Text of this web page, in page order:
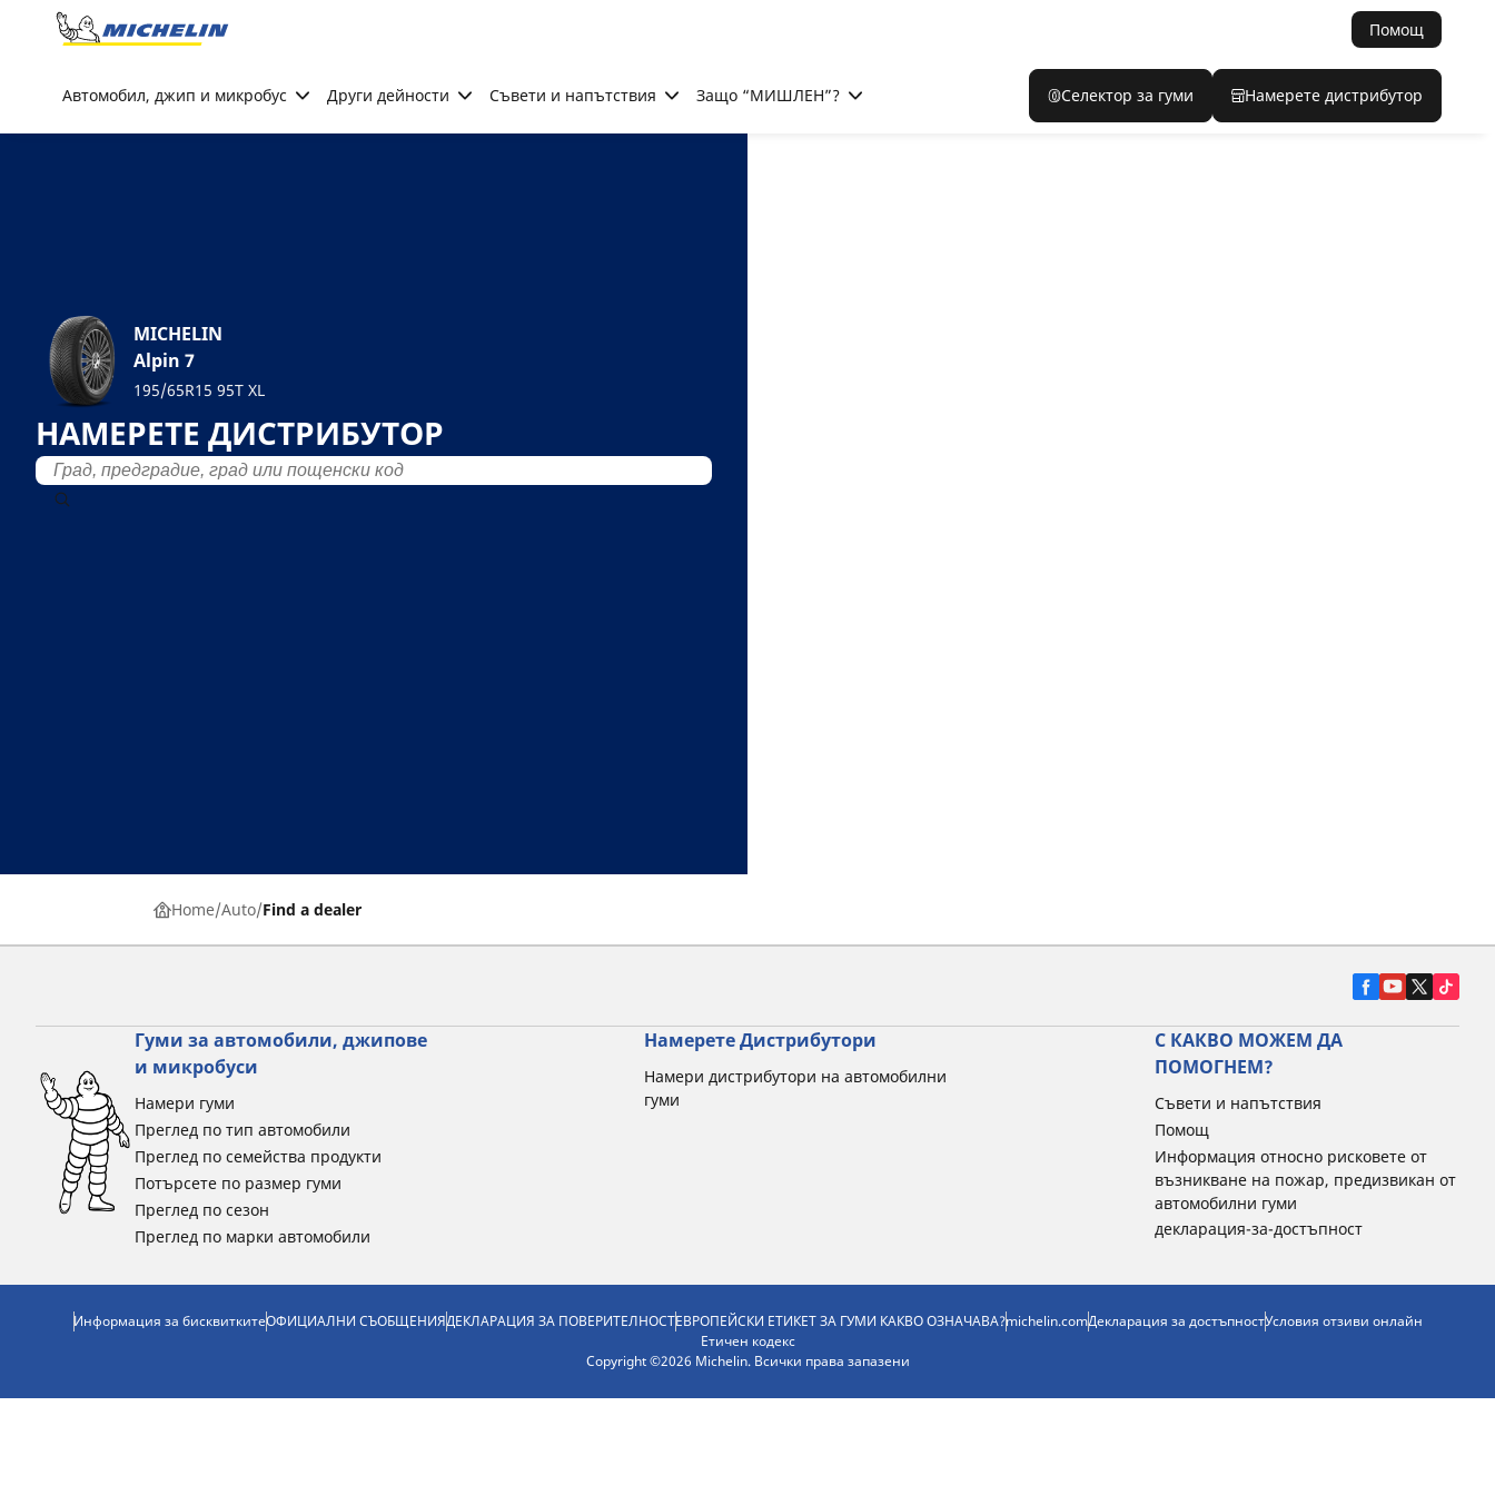
Go to page content
Помощ
Автомобил, джип и микробус Други дейности Съвети и напътствия Защо “МИШЛЕН”? Селектор за гуми Намерете дистрибутор
MICHELIN
Alpin 7
195/65R15 95T XL
НАМЕРЕТЕ ДИСТРИБУТОР
Home Auto Find a dealer
Гуми за автомобили, джипове
и микробуси
Намери гуми
Преглед по тип автомобили
Преглед по семейства продукти
Потърсете по размер гуми
Преглед по сезон
Преглед по марки автомобили
Намерете Дистрибутори
Намери дистрибутори на автомобилни
гуми
С КАКВО МОЖЕМ ДА
ПОМОГНЕМ?
Съвети и напътствия
Помощ
Информация относно рисковете от
възникване на пожар, предизвикан от
автомобилни гуми
декларация-за-достъпност
Информация за бисквиткитеОФИЦИАЛНИ СЪОБЩЕНИЯДЕКЛАРАЦИЯ ЗА ПОВЕРИТЕЛНОСТЕВРОПЕЙСКИ ЕТИКЕТ ЗА ГУМИ КАКВО ОЗНАЧАВА?michelin.comДекларация за достъпностУсловия отзиви онлайн
Етичен кодекс
Copyright ©2026 Michelin. Всички права запазени